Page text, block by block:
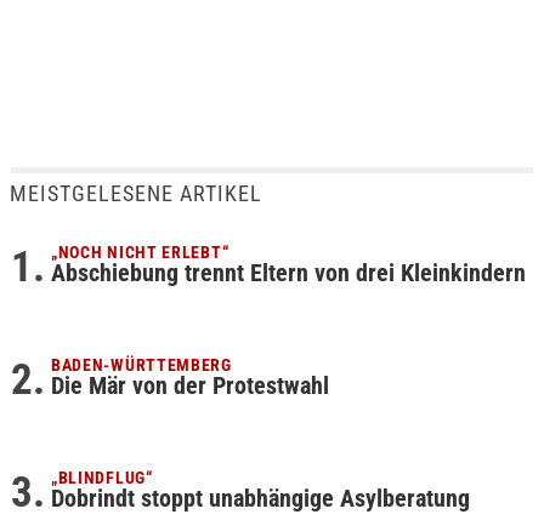
MEISTGELESENE ARTIKEL
„NOCH NICHT ERLEBT“
Abschiebung trennt Eltern von drei Kleinkindern
BADEN-WÜRTTEMBERG
Die Mär von der Protestwahl
„BLINDFLUG“
Dobrindt stoppt unabhängige Asylberatung